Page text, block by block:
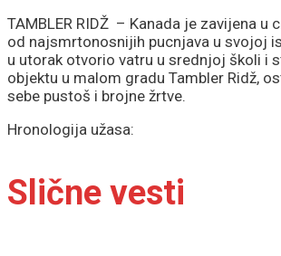
TAMBLER RIDŽ – Kanada je zavijena u
od najsmrtonosnijih pucnjava u svojoj
u utorak otvorio vatru u srednjoj školi i
objektu u malom gradu Tambler Ridž,
sebe pustoš i brojne žrtve.
Hronologija užasa:
Slične vesti